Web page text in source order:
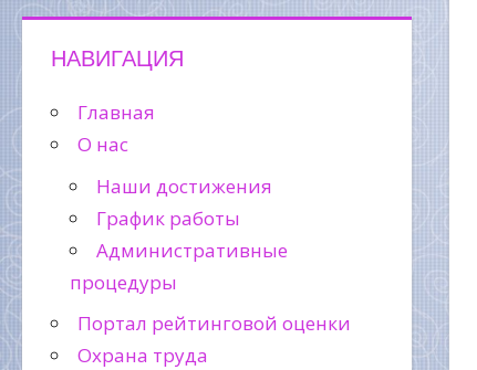
НАВИГАЦИЯ
Главная
О нас
Наши достижения
График работы
Административные
процедуры
Портал рейтинговой оценки
Охрана труда